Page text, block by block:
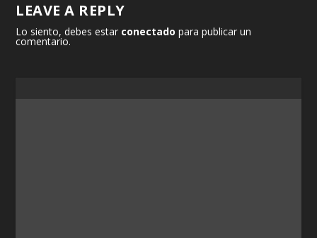
LEAVE A REPLY
Lo siento, debes estar conectado para publicar un
comentario.